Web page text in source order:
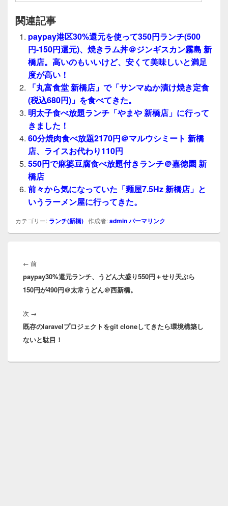
関連記事
paypay港区30%還元を使って350円ランチ(500
円-150円還元)、焼きラム丼＠ジンギスカン霧島 新
橋店。高いのもいいけど、安くて美味しいと満足
度が高い！
「丸富食堂 新橋店」で「サンマぬか漬け焼き定食
(税込680円)」を食べてきた。
明太子食べ放題ランチ「やまや 新橋店」に行って
きました！
60分焼肉食べ放題2170円＠マルウシミート 新橋
店、ライスお代わり110円
550円で麻婆豆腐食べ放題付きランチ＠嘉徳園 新
橋店
前々から気になっていた「麺屋7.5Hz 新橋店」と
いうラーメン屋に行ってきた。
カテゴリー: ランチ(新橋) 作成者:adminパーマリンク
稿
ナ
ビ
ゲ
シ
ョ
ン
← 前前
の
投
paypay30%還元ランチ、うどん大盛り550円＋せり天ぷら
150円が490円＠太常うどん＠西新橋。
次 →
の
投
既存のlaravelプロジェクトをgit cloneしてきたら環境構築し
ないと駄目！